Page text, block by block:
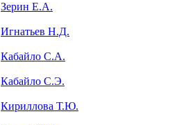
Зерин Е.А.
Игнатьев Н.Д.
Кабайло С.А.
Кабайло С.Э.
Кириллова Т.Ю.